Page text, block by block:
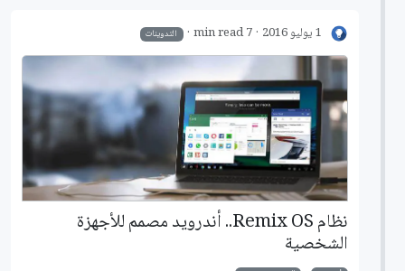
1 يوليو 2016 7 min read التدوينات
نظام Remix OS.. أندرويد مصمم للأجهزة
الشخصية